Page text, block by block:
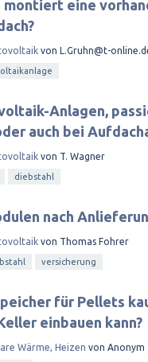
montiert eine
von L.Gruhn@t-
Anlagen,
auch bei
von T. Wagner
diebstahl
nach
von Thomas Fohrer
versicherung
für Pellets
einbauen kann?
Wärme, Heizen von Anonym